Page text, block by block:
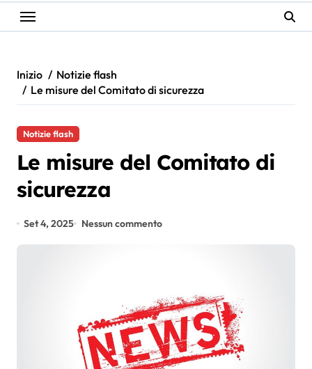
Inizio
Notizie flash
Le misure del Comitato di sicurezza
Notizie flash
Le misure del Comitato di
sicurezza
Set 4, 2025 Nessun commento